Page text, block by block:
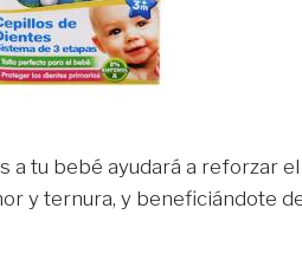
tu bebé ayudará a reforzar
y ternura, y beneficiándote